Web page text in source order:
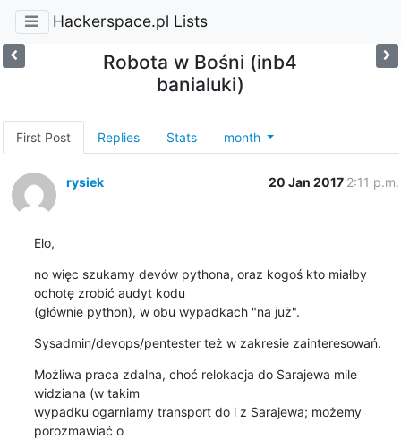
Hackerspace.pl Lists
Robota w Bośni (inb4
banialuki)
First Post Replies Stats month
rysiek 20 Jan 2017 2:11 p.m.
Elo,
no więc szukamy devów pythona, oraz kogoś kto miałby
ochotę zrobić audyt kodu
(głównie python), w obu wypadkach "na już".
Sysadmin/devops/pentester też w zakresie zainteresowań.
Możliwa praca zdalna, choć relokacja do Sarajewa mile
widziana (w takim
wypadku ogarniamy transport do i z Sarajewa; możemy
porozmawiać o